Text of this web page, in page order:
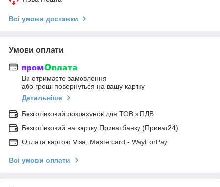
Всі умови доставки
Умови оплати
Ви отримаєте замовлення
або гроші повернуться на вашу картку
Детальніше
Безготівковий розрахунок для ТОВ з ПДВ
Безготівковий на картку Приватбанку (Приват24)
Оплата картою Visa, Mastercard - WayForPay
Всі умови оплати